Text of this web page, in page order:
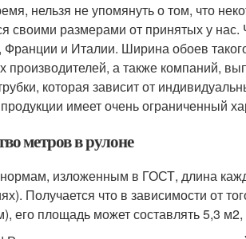
нельзя не упомянуть о том, что
своими размерами от принятых у
и Италии. Ширина обоев
производителей, а также компаний,
которая зависит от
имеет очень ограниченный
метров в рулоне
изложенным в ГОСТ, длина
Получается что в зависимости от
его площадь может составлять 5,3